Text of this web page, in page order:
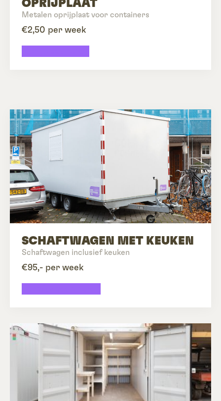
OPRIJPLAAT
Metalen oprijplaat voor containers
€2,50 per week
SCHAFTWAGEN MET KEUKEN
Schaftwagen inclusief keuken
€95,- per week